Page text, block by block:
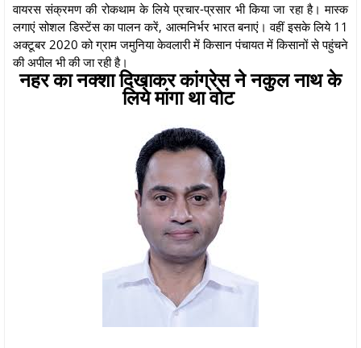
वायरस संक्रमण की रोकथाम के लिये प्रचार-प्रसार भी किया जा रहा है। मास्क
लगाएं सोशल डिस्टेंस का पालन करें, आत्मनिर्भर भारत बनाएं। वहीं इसके लिये 11
अक्टूबर 2020 को ग्राम जमुनिया केवलारी में किसान पंचायत में किसानों से पहुंचने
की अपील भी की जा रही है।
नहर का नक्शा दिखाकर कांग्रेस ने नकुल नाथ के
लिये मांगा था वोट